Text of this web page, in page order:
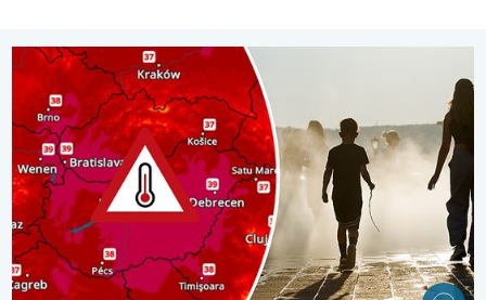
Extreme hitte in Oost-Europa. Tot ruim 40 graden. . . dinsdag